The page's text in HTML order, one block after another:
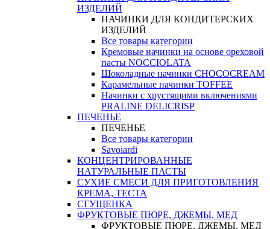
ИЗДЕЛИЙ
НАЧИНКИ ДЛЯ КОНДИТЕРСКИХ
ИЗДЕЛИЙ
Все товары категории
Кремовые начинки на основе ореховой
пасты NOCCIOLATA
Шоколадные начинки CHOCOCREAM
Карамельные начинки TOFFEE
Начинки с хрустящими включениями
PRALINE DELICRISP
ПЕЧЕНЬЕ
ПЕЧЕНЬЕ
Все товары категории
Savoiardi
КОНЦЕНТРИРОВАННЫЕ
НАТУРАЛЬНЫЕ ПАСТЫ
СУХИЕ СМЕСИ ДЛЯ ПРИГОТОВЛЕНИЯ
КРЕМА, ТЕСТА
СГУЩЕНКА
ФРУКТОВЫЕ ПЮРЕ, ДЖЕМЫ, МЕД
ФРУКТОВЫЕ ПЮРЕ, ДЖЕМЫ, МЕД